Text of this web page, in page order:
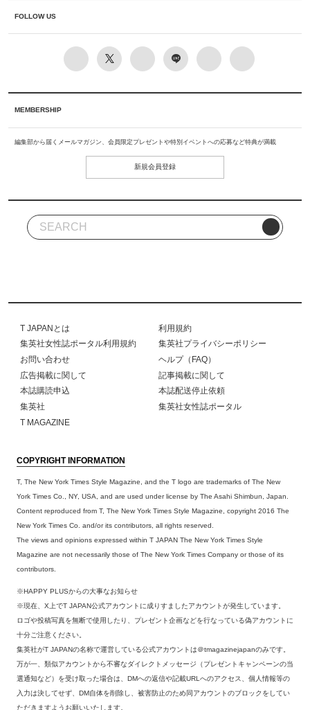
FOLLOW US
MEMBERSHIP
編集部から届くメールマガジン、会員限定プレゼントや特別イベントへの応募など特典が満載
新規会員登録
T JAPANとは
利用規約
集英社女性誌ポータル利用規約
集英社プライバシーポリシー
お問い合わせ
ヘルプ（FAQ）
広告掲載に関して
記事掲載に関して
本誌購読申込
本誌配送停止依頼
集英社
集英社女性誌ポータル
T MAGAZINE
COPYRIGHT INFORMATION
T, The New York Times Style Magazine, and the T logo are trademarks of The New
York Times Co., NY, USA, and are used under license by The Asahi Shimbun, Japan.
Content reproduced from T, The New York Times Style Magazine, copyright 2016 The
New York Times Co. and/or its contributors, all rights reserved.
The views and opinions expressed within T JAPAN The New York Times Style
Magazine are not necessarily those of The New York Times Company or those of its
contributors.
※HAPPY PLUSからの大事なお知らせ
※現在、X上でT JAPAN公式アカウントに成りすましたアカウントが発生しています。
ロゴや投稿写真を無断で使用したり、プレゼント企画などを行なっている偽アカウントに
十分ご注意ください。
集英社がT JAPANの名称で運営している公式アカウントは＠tmagazinejapanのみです。
万が一、類似アカウントから不審なダイレクトメッセージ（プレゼントキャンペーンの当
選通知など）を受け取った場合は、DMへの返信や記載URLへのアクセス、個人情報等の
入力は決してせず、DM自体を削除し、被害防止のため同アカウントのブロックをしてい
ただきますようお願いいたします。